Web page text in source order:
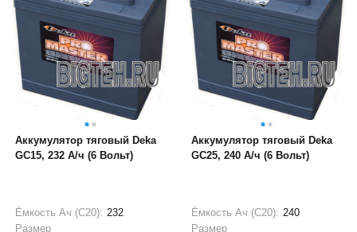
Аккумулятор тяговый Deka
GC15, 232 А/ч (6 Вольт)
Ёмкость Ач (С20): 232
Размер
Аккумулятор тяговый Deka
GC25, 240 А/ч (6 Вольт)
Ёмкость Ач (С20): 240
Размер